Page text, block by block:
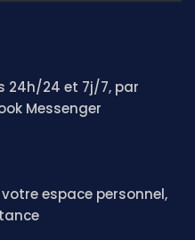
24h/24 et 7j/7, par
Messenger
votre espace personnel,